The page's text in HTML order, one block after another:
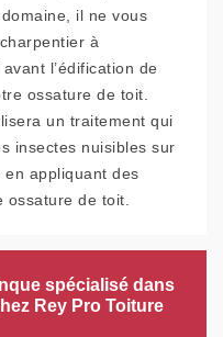
il ne vous
à
l’édification de
ossature de toit.
un traitement qui
insectes nuisibles sur
appliquant des
de toit.
spécialisé dans
Rey Pro Toiture